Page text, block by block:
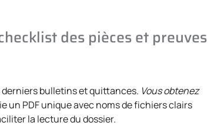
des pièces et preuves
bulletins et quittances. Vous obtenez
un PDF unique avec noms de fichiers clairs
la lecture du dossier.